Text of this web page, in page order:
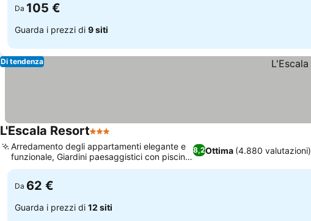
Da 105 €
Guarda i prezzi di 9 siti
Di tendenza
L'Escala Resort3 Stelle
8,2Ottima (4.880 valutazioni)
Arredamento degli appartamenti elegante e
funzionale, Giardini paesaggistici con piscine
multiple
Da 62 €
Guarda i prezzi di 12 siti